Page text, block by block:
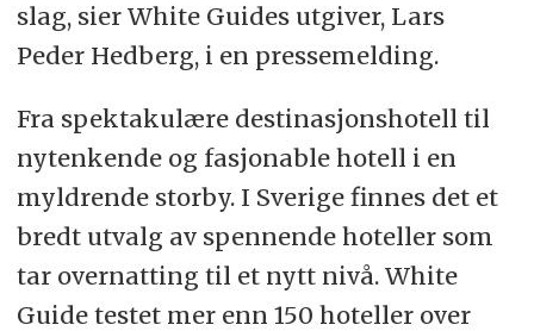
slag, sier White Guides utgiver, Lars
Peder Hedberg, i en pressemelding.
Fra spektakulære destinasjonshotell til
nytenkende og fasjonable hotell i en
myldrende storby. I Sverige finnes det et
bredt utvalg av spennende hoteller som
tar overnatting til et nytt nivå. White
Guide testet mer enn 150 hoteller over